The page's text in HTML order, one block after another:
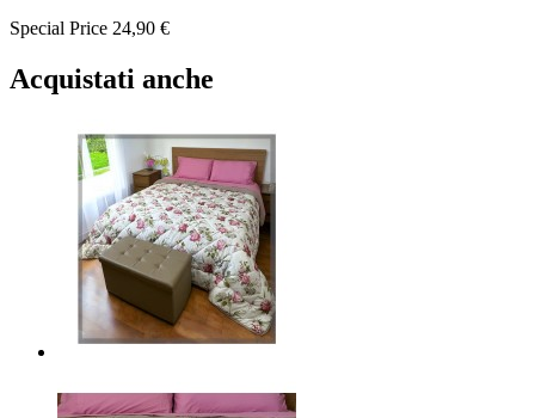
Special Price 24,90 €
Acquistati anche